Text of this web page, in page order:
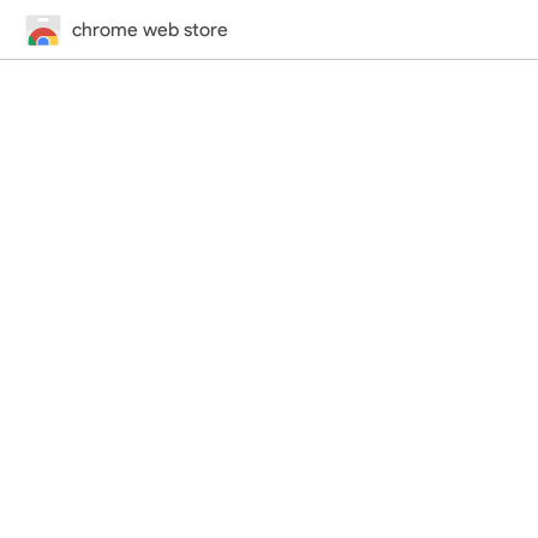
chrome web store